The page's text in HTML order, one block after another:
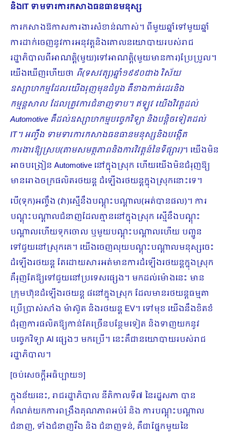
និងITទាមទារការកសាង​ធនធានមនុស្ស
ការកសាងឱកាសការងារសំខាន់ណាស់។ ពីមួយឆ្នាំទៅមួយឆ្នាំ
ការដាក់ចេញនូវការអនុវត្តនិងគោលនយោបាយរបស់រាជ
រដ្ឋាភិបាលពីអាណត្តិ(មួយ)ទៅអាណត្តិ(មួយមានការ)ប្រែប្រួល។
យើងឃើញហើយថា ពី(ទសវត្ស)ឆ្នាំ១៩៩០ជាង វិស័យ
ឧស្សាហកម្មដែលយើងរុញមុនដំបូង គឺខាងកាត់ដេរនិង
កម្មន្តសាល ដែលត្រូវការជំនាញទាប។ ឥឡូវ យើងវិវត្តដល់
Automotive គឺដល់ឧស្សាហកម្មបច្ចេកវិទ្យា និងបន្តិចទៀតដល់
IT។អញ្ចឹង ទាមទារការកសាង​ធនធានមនុស្សនិងបង្កើត
ការងារឱ្យស្រប(តាមសមត្ថភាពនិងការវិវត្តន៍នៃទីផ្សារ)។ យើងមិន
អាចបង្រៀន Automotive នៅក្នុងស្រុក ហើយយើងមិនជំរុញឱ្យ
មានរោងចក្រផលិតរថយន្ត ដំឡើងរថយន្តក្នុងស្រុកនោះទេ។
បើ(ទុក)អញ្ចឹង (វា)ស្មើនឹងបណ្តុះបណ្តាល(អត់បានផល)។ ការ
បណ្តុះបណ្តាលជំនាញដែលគ្មាននៅក្នុងស្រុក ស្មើនឹងបណ្តុះ
បណ្តាលហើយទុកចោល ឬមួយបណ្តុះបណ្តាលហើយ បញ្ជូន
ទៅជួយនៅស្រុកគេ។ យើងចេញលុយបណ្តុះបណ្តាលមនុស្សចេះ
ដំឡើងរថយន្ត តែដោយសារអត់មានការដំឡើងរថយន្តក្នុងស្រុក
គឺរុញតែឱ្យទៅជួយនៅប្រទេសផ្សេង។ មកដល់ម៉ោងនេះ មាន
ក្រុមហ៊ុនដំឡើងរថយន្ត ៨នៅក្នុងស្រុក ដែលមាន​រថយន្តធម្មតា
ប្រើប្រាស់សាំង ម៉ាស៊ូត និងរថយន្ត EV។ ទៅមុខ យើងនឹងខិតខំ
ជំរុញការផលិតឱ្យកាន់តែច្រើនបន្ថែមទៀត និងទាញយកនូវ
បច្ចេកវិទ្យា AI ផ្សេងៗ មកប្រើ។ នេះគឺជានយោបាយរបស់រាជ
រដ្ឋាភិបាល។
[ចប់សេចក្ដីអធិប្បាយ១]
ក្នុងន័យនេះ, រាជរដ្ឋាភិបាល នីតិកាលទី៧ នៃរដ្ឋសភា បាន
កំណត់យកការពង្រឹងគុណភាពអប់រំ និង ការបណ្តុះបណ្តាល
ជំនាញ, ទាំងជំនាញរឹង និង ជំនាញទន់, គឺជាផ្នែកមួយនៃ